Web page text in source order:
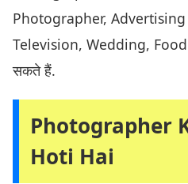
Photographer,
Television, Wedding, Food
सकते हैं.
Photographer
Hoti Hai